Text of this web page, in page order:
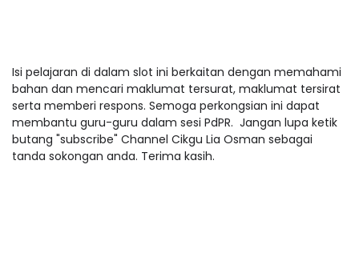
Isi pelajaran di dalam slot ini berkaitan dengan memahami
bahan dan mencari maklumat tersurat, maklumat tersirat
serta memberi respons. Semoga perkongsian ini dapat
membantu guru-guru dalam sesi PdPR. Jangan lupa ketik
butang "subscribe" Channel Cikgu Lia Osman sebagai
tanda sokongan anda. Terima kasih.